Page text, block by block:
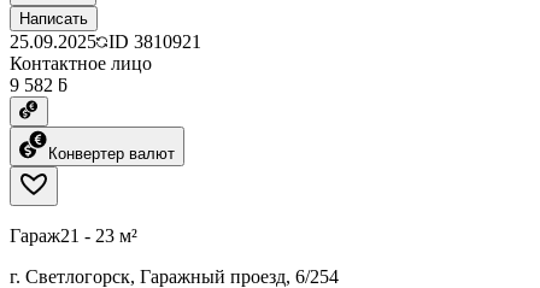
Написать
25.09.2025 ID 3810921
Контактное лицо
9 582 ƃ
Конвертер валют
Гараж21 - 23 м²
г. Светлогорск, Гаражный проезд, 6/254